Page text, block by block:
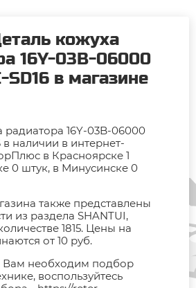
кожуха
16Y-03B-06000
SD16 в магазине
радиатора 16Y-03B-06000
в наличии в интернет-
в Красноярске 1
0 штук, в Минусинске 0
также представлены
из раздела SHANTUI,
1815. Цены на
от 10 руб.
Вам необходим подбор
воспользуйтесь